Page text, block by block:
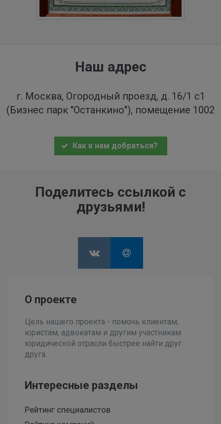
Наш адрес
г. Москва, Огородный проезд, д. 16/1 с1
(Бизнес парк "Останкино"), помещение 1002
Как к нам добраться?
Поделитесь ссылкой с
друзьями!
О проекте
Цель нашего проекта - помочь клиентам,
юристам, адвокатам и другим участникам
юридической отрасли быстрее найти друг
друга.
Интересные разделы
Рейтинг специалистов